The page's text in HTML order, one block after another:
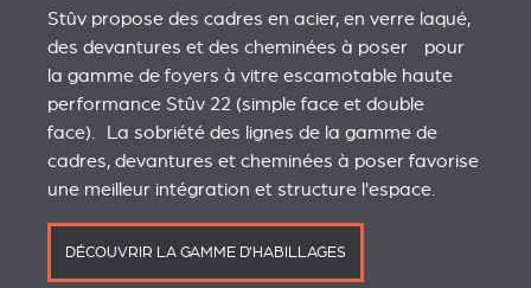
Stûv propose des cadres en acier, en verre laqué,
des devantures et des cheminées à poser pour
la gamme de foyers à vitre escamotable haute
performance Stûv 22 (simple face et double
face). La sobriété des lignes de la gamme de
cadres, devantures et cheminées à poser favorise
une meilleur intégration et structure l'espace.
DÉCOUVRIR LA GAMME D'HABILLAGES